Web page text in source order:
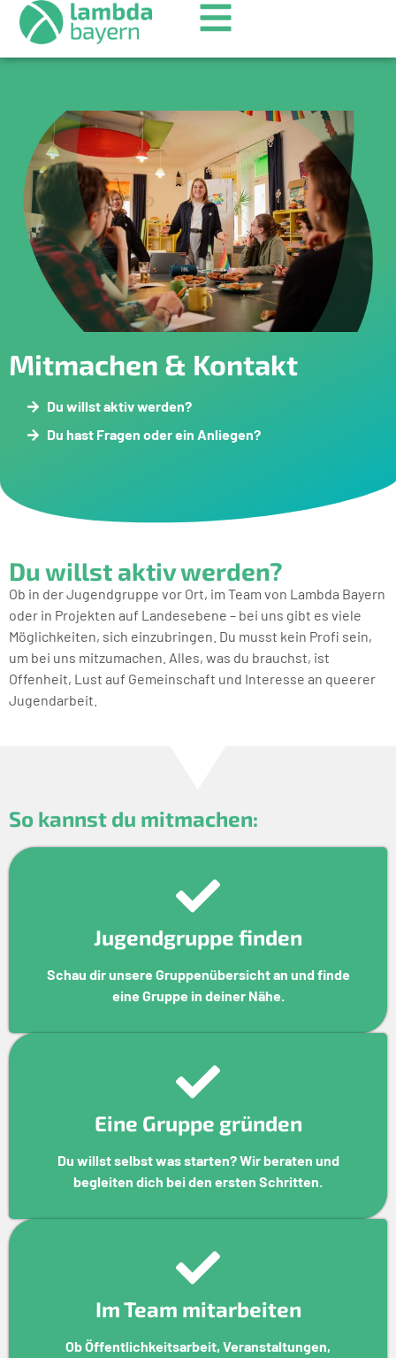
Mitmachen & Kontakt
Du willst aktiv werden?
Du hast Fragen oder ein Anliegen?
Du willst aktiv werden?
Ob in der Jugendgruppe vor Ort, im Team von Lambda Bayern
oder in Projekten auf Landesebene – bei uns gibt es viele
Möglichkeiten, sich einzubringen. Du musst kein Profi sein,
um bei uns mitzumachen. Alles, was du brauchst, ist
Offenheit, Lust auf Gemeinschaft und Interesse an queerer
Jugendarbeit.
So kannst du mitmachen:
Jugendgruppe finden
Schau dir unsere Gruppenübersicht an und finde
eine Gruppe in deiner Nähe.
Eine Gruppe gründen
Du willst selbst was starten? Wir beraten und
begleiten dich bei den ersten Schritten.
Im Team mitarbeiten
Ob Öffentlichkeitsarbeit, Veranstaltungen,